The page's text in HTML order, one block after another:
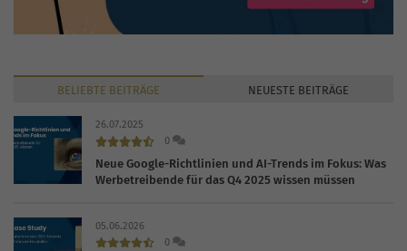
BELIEBTE BEITRÄGE NEUESTE BEITRÄGE
26.07.2025
0
Neue Google-Richtlinien und AI-Trends im Fokus: Was
Werbetreibende für das Q4 2025 wissen müssen
05.06.2026
0